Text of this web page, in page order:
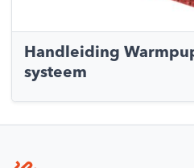
Handleiding
systeem